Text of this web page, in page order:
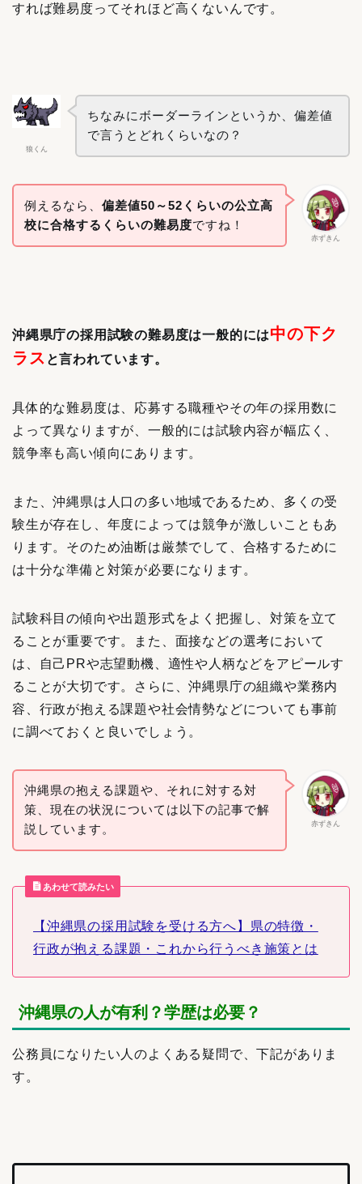
すれば難易度ってそれほど高くないんです。
狼くん
ちなみにボーダーラインというか、偏差値
で言うとどれくらいなの？
赤ずきん
例えるなら、 偏差値50～52くらいの公立高
校に合格するくらいの難易度ですね！
沖縄県庁の採用試験の難易度は一般的には中の下ク
ラス と言われています。
具体的な難易度は、応募する職種やその年の採用数に
よって異なりますが、一般的には試験内容が幅広く、
競争率も高い傾向にあります。
また、沖縄県は人口の多い地域であるため、多くの受
験生が存在し、年度によっては競争が激しいこともあ
ります。そのため油断は厳禁でして、合格するために
は十分な準備と対策が必要になります。
試験科目の傾向や出題形式をよく把握し、対策を立て
ることが重要です。また、面接などの選考において
は、自己PRや志望動機、適性や人柄などをアピールす
ることが大切です。さらに、沖縄県庁の組織や業務内
容、行政が抱える課題や社会情勢などについても事前
に調べておくと良いでしょう。
赤ずきん
沖縄県の抱える課題や、それに対する対
策、現在の状況については以下の記事で解
説しています。
あわせて読みたい
【沖縄県の採用試験を受ける方へ】県の特徴・
行政が抱える課題・これから行うべき施策とは
沖縄県の人が有利？学歴は必要？
公務員になりたい人のよくある疑問で、下記がありま
す。